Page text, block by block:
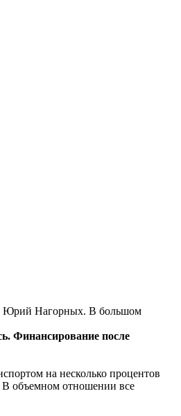
Юрий Нагорных. В большом
Финансирование после
на несколько процентов
В объемном отношении все